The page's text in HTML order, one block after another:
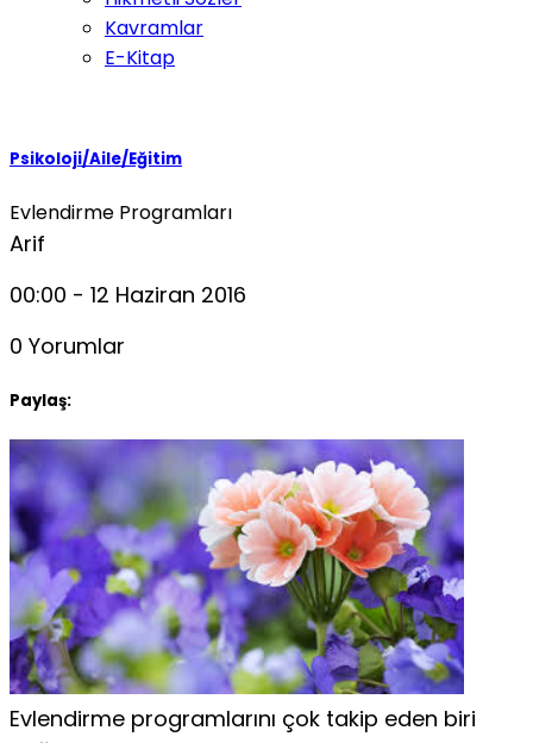
Kavramlar
E-Kitap
Psikoloji/Aile/Eğitim
Evlendirme Programları
Arif
00:00 - 12 Haziran 2016
0 Yorumlar
Paylaş:
Evlendirme programlarını çok takip eden biri